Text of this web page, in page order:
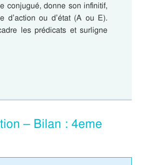
conjugué, donne son infinitif,
d’action ou d’état (A ou E).
les prédicats et surligne
– Bilan : 4eme